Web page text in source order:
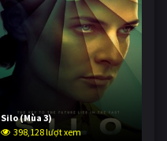
Silo (Mùa 3)
398,128 lượt xem